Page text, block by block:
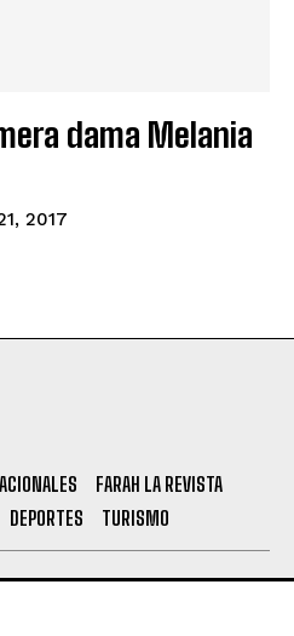
dama Melania
2017
FARAH LA REVISTA
DEPORTES TURISMO